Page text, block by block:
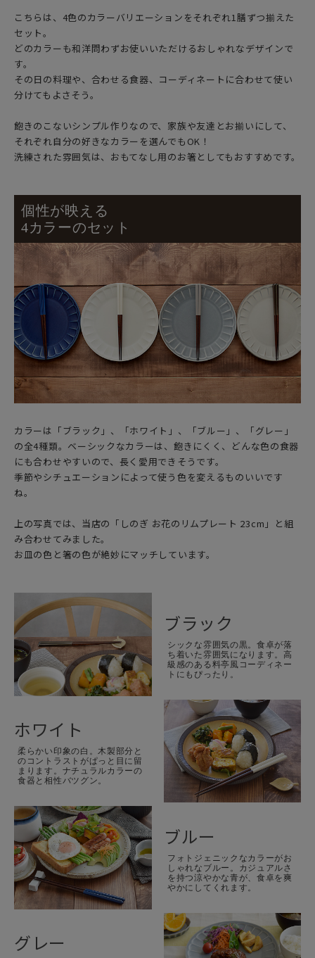
こちらは、4色のカラーバリエーションをそれぞれ1膳ずつ揃えた
セット。
どのカラーも和洋問わずお使いいただけるおしゃれなデザインで
す。
その日の料理や、合わせる食器、コーディネートに合わせて使い
分けてもよさそう。
飽きのこないシンプル作りなので、家族や友達とお揃いにして、
それぞれ自分の好きなカラーを選んでもOK！
洗練された雰囲気は、おもてなし用のお箸としてもおすすめです。
個性が映える
4カラーのセット
カラーは「ブラック」、「ホワイト」、「ブルー」、「グレー」
の全4種類。ベーシックなカラーは、飽きにくく、どんな色の食器
にも合わせやすいので、長く愛用できそうです。
季節やシチュエーションによって使う色を変えるものいいです
ね。
上の写真では、当店の 「しのぎ お花のリムプレート 23cm」
と組
み合わせてみました。
お皿の色と箸の色が絶妙にマッチしています。
ブラック
シックな雰囲気の黒。食卓が落
ち着いた雰囲気になります。高
級感のある料亭風コーディネー
トにもぴったり。
ホワイト
柔らかい印象の白。木製部分と
のコントラストがぱっと目に留
まります。ナチュラルカラーの
食器と相性バツグン。
ブルー
フォトジェニックなカラーがお
しゃれなブルー。カジュアルさ
を持つ涼やかな青が、食卓を爽
やかにしてくれます。
グレー